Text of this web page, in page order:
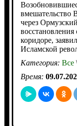
вмешательство
через
восстановления
коридоре,
Исламской
Категория: Все
Время: